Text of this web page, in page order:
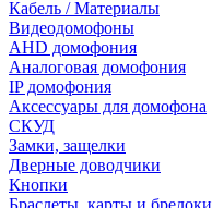
Кабель / Материалы
Видеодомофоны
AHD домофония
Аналоговая домофония
IP домофония
Аксессуары для домофона
СКУД
Замки, защелки
Дверные доводчики
Кнопки
Браслеты, карты и брелоки